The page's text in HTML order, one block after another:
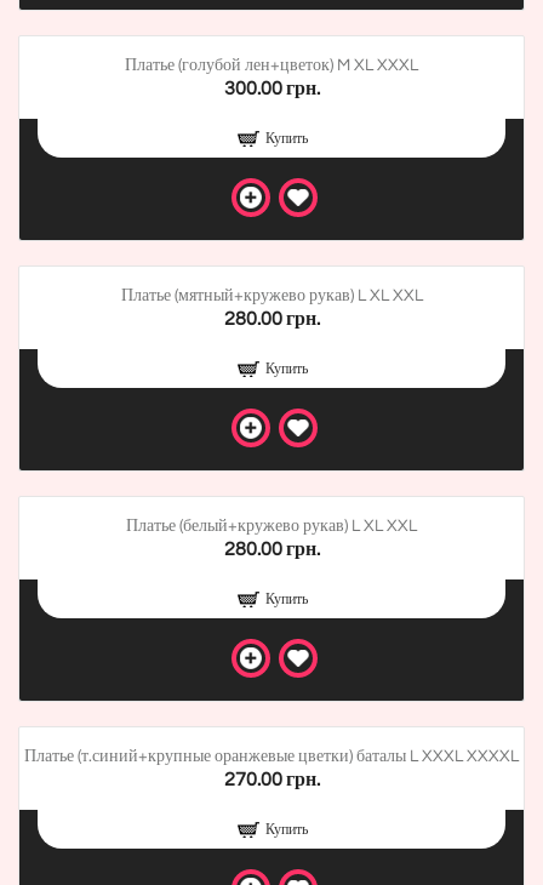
Платье (голубой лен+цветок) M XL XXXL
300.00 грн.
Купить
Платье (мятный+кружево рукав) L XL XXL
280.00 грн.
Купить
Платье (белый+кружево рукав) L XL XXL
280.00 грн.
Купить
Платье (т.синий+крупные оранжевые цветки) баталы L XXXL XXXXL
270.00 грн.
Купить